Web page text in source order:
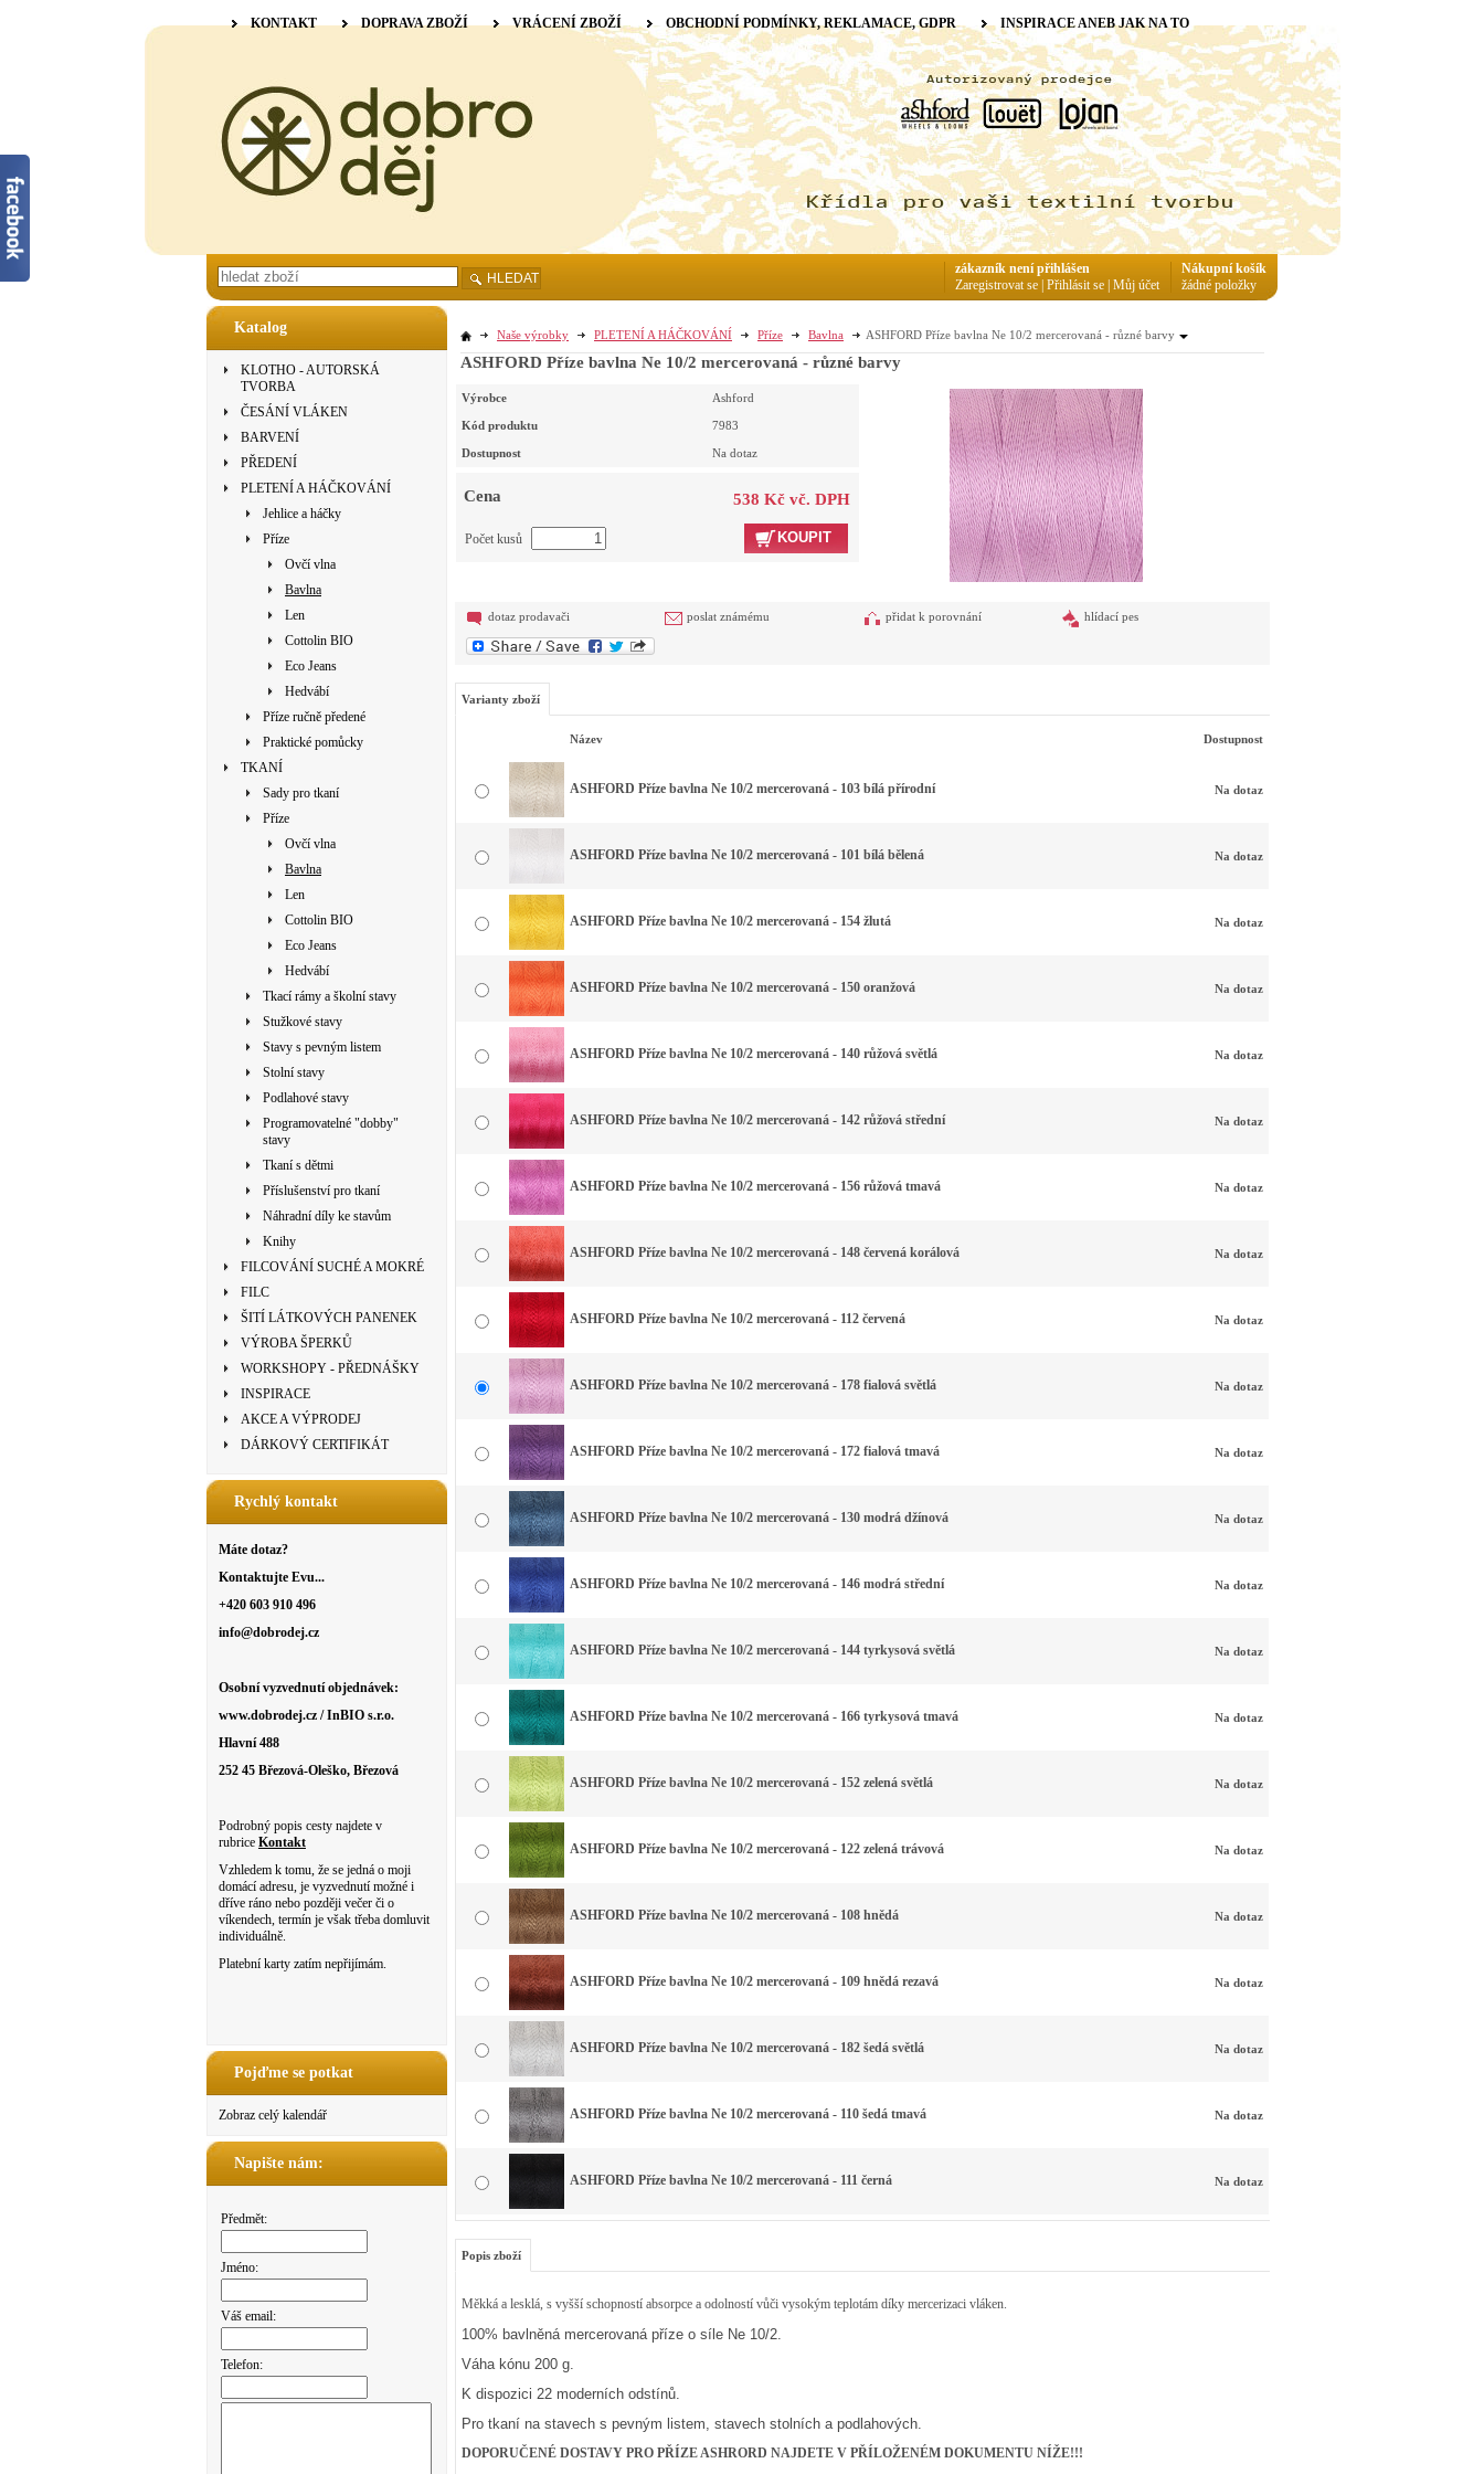
Katalog
KLOTHO - AUTORSKÁ
TVORBA
ČESÁNÍ VLÁKEN
BARVENÍ
PŘEDENÍ
PLETENÍ A HÁČKOVÁNÍ
Jehlice a háčky
Příze
Ovčí vlna
Bavlna
Len
Cottolin BIO
Eco Jeans
Hedvábí
Příze ručně předené
Praktické pomůcky
TKANÍ
Sady pro tkaní
Příze
Ovčí vlna
Bavlna
Len
Cottolin BIO
Eco Jeans
Hedvábí
Tkací rámy a školní stavy
Stužkové stavy
Stavy s pevným listem
Stolní stavy
Podlahové stavy
Programovatelné "dobby"
stavy
Tkaní s dětmi
Příslušenství pro tkaní
Náhradní díly ke stavům
Knihy
FILCOVÁNÍ SUCHÉ A MOKRÉ
FILC
ŠITÍ LÁTKOVÝCH PANENEK
VÝROBA ŠPERKŮ
WORKSHOPY - PŘEDNÁŠKY
INSPIRACE
AKCE A VÝPRODEJ
DÁRKOVÝ CERTIFIKÁT
Rychlý kontakt
Máte dotaz?
Kontaktujte Evu...
+420 603 910 496
info@dobrodej.cz
Osobní vyzvednutí objednávek:
www.dobrodej.cz / InBIO s.r.o.
Hlavní 488
252 45 Březová-Oleško, Březová
Podrobný popis cesty najdete v
rubrice Kontakt
Vzhledem k tomu, že se jedná o moji
domácí adresu, je vyzvednutí možné i
dříve ráno nebo později večer či o
víkendech, termín je však třeba domluvit
individuálně.
Platební karty zatím nepřijímám.
Pojďme se potkat
Zobraz celý kalendář
Napište nám:
Předmět:
Jméno:
Váš email:
Telefon:
Naše výrobky PLETENÍ A HÁČKOVÁNÍ Příze Bavlna ASHFORD Příze bavlna Ne 10/2 mercerovaná - různé barvy
ASHFORD Příze bavlna Ne 10/2 mercerovaná - různé barvy
Výrobce Ashford
Kód produktu 7983
Dostupnost Na dotaz
Cena 538 Kč vč. DPH
KOUPIT
Počet kusů
dotaz prodavači poslat známému přidat k porovnání hlídací pes
Varianty zboží
Název Dostupnost
ASHFORD Příze bavlna Ne 10/2 mercerovaná - 103 bílá přírodní Na dotaz
ASHFORD Příze bavlna Ne 10/2 mercerovaná - 101 bílá bělená Na dotaz
ASHFORD Příze bavlna Ne 10/2 mercerovaná - 154 žlutá Na dotaz
ASHFORD Příze bavlna Ne 10/2 mercerovaná - 150 oranžová Na dotaz
ASHFORD Příze bavlna Ne 10/2 mercerovaná - 140 růžová světlá Na dotaz
ASHFORD Příze bavlna Ne 10/2 mercerovaná - 142 růžová střední Na dotaz
ASHFORD Příze bavlna Ne 10/2 mercerovaná - 156 růžová tmavá Na dotaz
ASHFORD Příze bavlna Ne 10/2 mercerovaná - 148 červená korálová Na dotaz
ASHFORD Příze bavlna Ne 10/2 mercerovaná - 112 červená Na dotaz
ASHFORD Příze bavlna Ne 10/2 mercerovaná - 178 fialová světlá Na dotaz
ASHFORD Příze bavlna Ne 10/2 mercerovaná - 172 fialová tmavá Na dotaz
ASHFORD Příze bavlna Ne 10/2 mercerovaná - 130 modrá džínová Na dotaz
ASHFORD Příze bavlna Ne 10/2 mercerovaná - 146 modrá střední Na dotaz
ASHFORD Příze bavlna Ne 10/2 mercerovaná - 144 tyrkysová světlá Na dotaz
ASHFORD Příze bavlna Ne 10/2 mercerovaná - 166 tyrkysová tmavá Na dotaz
ASHFORD Příze bavlna Ne 10/2 mercerovaná - 152 zelená světlá Na dotaz
ASHFORD Příze bavlna Ne 10/2 mercerovaná - 122 zelená trávová Na dotaz
ASHFORD Příze bavlna Ne 10/2 mercerovaná - 108 hnědá Na dotaz
ASHFORD Příze bavlna Ne 10/2 mercerovaná - 109 hnědá rezavá Na dotaz
ASHFORD Příze bavlna Ne 10/2 mercerovaná - 182 šedá světlá Na dotaz
ASHFORD Příze bavlna Ne 10/2 mercerovaná - 110 šedá tmavá Na dotaz
ASHFORD Příze bavlna Ne 10/2 mercerovaná - 111 černá Na dotaz
Popis zboží
Měkká a lesklá, s vyšší schopností absorpce a odolností vůči vysokým teplotám díky mercerizaci vláken.
100% bavlněná mercerovaná příze o síle Ne 10/2.
Váha kónu 200 g.
K dispozici 22 moderních odstínů.
Pro tkaní na stavech s pevným listem, stavech stolních a podlahových.
DOPORUČENÉ DOSTAVY PRO PŘÍZE ASHRORD NAJDETE V PŘÍLOŽENÉM DOKUMENTU NÍŽE!!!
KONTAKT DOPRAVA ZBOŽÍ VRÁCENÍ ZBOŽÍ OBCHODNÍ PODMÍNKY, REKLAMACE, GDPR INSPIRACE ANEB JAK NA TO
HLEDAT
Nákupní košík
žádné položky
zákazník není přihlášen
Zaregistrovat se Přihlásit se Můj účet